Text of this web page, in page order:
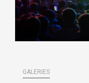
GALERIES